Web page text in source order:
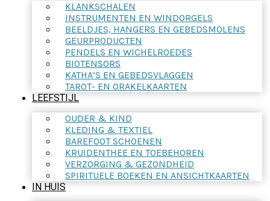
KLANKSCHALEN
INSTRUMENTEN EN WINDORGELS
BEELDJES, HANGERS EN GEBEDSMOLENS
GEURPRODUCTEN
PENDELS EN WICHELROEDES
BIOTENSORS
KATHA’S EN GEBEDSVLAGGEN
TAROT- EN ORAKELKAARTEN
LEEFSTIJL
OUDER & KIND
KLEDING & TEXTIEL
BAREFOOT SCHOENEN
KRUIDENTHEE EN TOEBEHOREN
VERZORGING & GEZONDHEID
SPIRITUELE BOEKEN EN ANSICHTKAARTEN
IN HUIS